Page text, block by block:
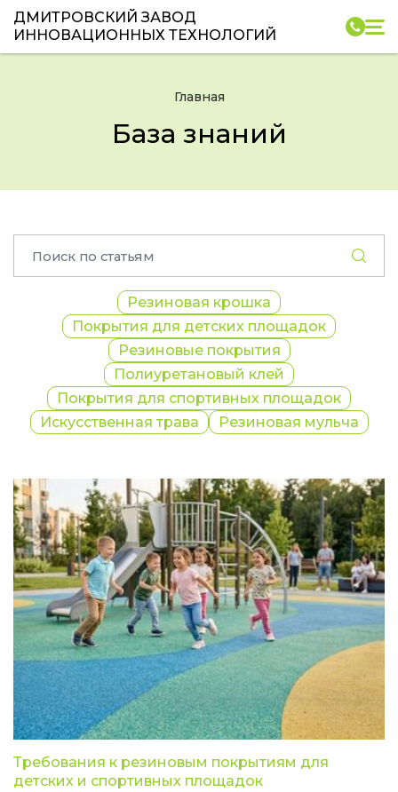
ДМИТРОВСКИЙ ЗАВОД
ИННОВАЦИОННЫХ ТЕХНОЛОГИЙ
Главная
База знаний
Резиновая крошка
Покрытия для детских площадок
Резиновые покрытия
Полиуретановый клей
Покрытия для спортивных площадок
Искусственная трава
Резиновая мульча
Требования к резиновым покрытиям для
детских и спортивных площадок